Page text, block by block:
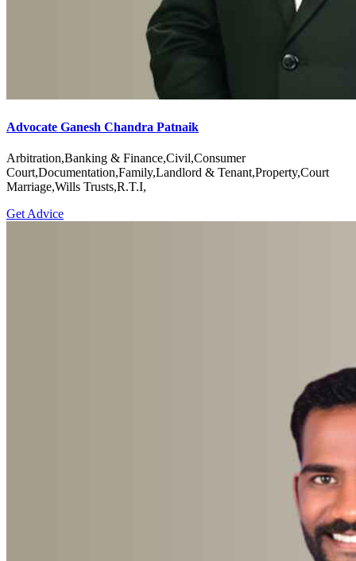
Advocate Ganesh Chandra Patnaik
Arbitration,Banking & Finance,Civil,Consumer
Court,Documentation,Family,Landlord & Tenant,Property,Court
Marriage,Wills Trusts,R.T.I,
Get Advice